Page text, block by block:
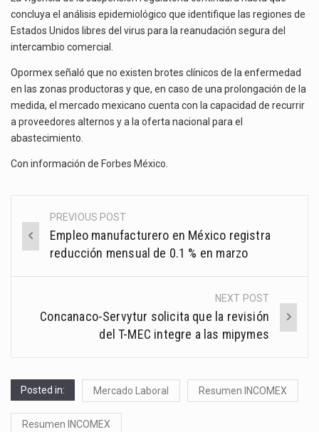
concluya el análisis epidemiológico que identifique las regiones de
Estados Unidos libres del virus para la reanudación segura del
intercambio comercial.
Opormex señaló que no existen brotes clínicos de la enfermedad
en las zonas productoras y que, en caso de una prolongación de la
medida, el mercado mexicano cuenta con la capacidad de recurrir
a proveedores alternos y a la oferta nacional para el
abastecimiento.
Con información de Forbes México
Post
navigation
PREVIOUS POST
Empleo manufacturero en México registra
reducción mensual de 0.1 % en marzo
NEXT POST
Concanaco-Servytur solicita que la revisión
del T-MEC integre a las mipymes
Posted in: Mercado Laboral Resumen INCOMEX
Resumen INCOMEX